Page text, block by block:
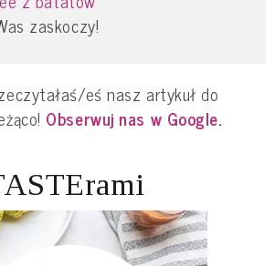
zaskoczy!
eś nasz artykuł do
Obserwuj nas w Google.